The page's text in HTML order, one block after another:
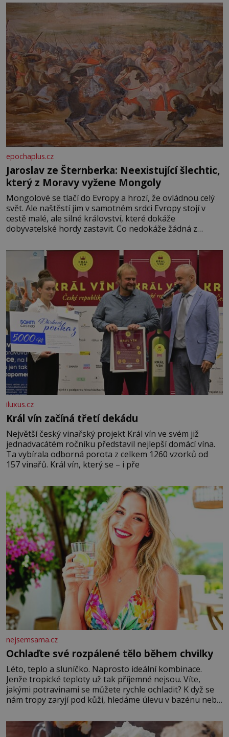
epochaplus.cz
Jaroslav ze Šternberka: Neexistující šlechtic,
který z Moravy vyžene Mongoly
Mongolové se tlačí do Evropy a hrozí, že ovládnou celý
svět. Ale naštěstí jim v samotném srdci Evropy stojí v
cestě malé, ale silné království, které dokáže
dobyvatelské hordy zastavit. Co nedokáže žádná z
král. Nebo že by ne? Mongolové od roku 1223 postupují
podél Kaspického a Azovského moře,
iluxus.cz
Král vín začíná třetí dekádu
Největší český vinařský projekt Král vín ve svém již
jednadvacátém ročníku představil nejlepší domácí vína.
Ta vybírala odborná porota z celkem 1260 vzorků od
157 vinařů. Král vín, který se – i pře
nejsemsama.cz
Ochlaďte své rozpálené tělo během chvilky
Léto, teplo a sluníčko. Naprosto ideální kombinace.
Jenže tropické teploty už tak příjemné nejsou. Víte,
jakými potravinami se můžete rychle ochladit? K dyž se
nám tropy zaryjí pod kůži, hledáme úlevu v bazénu nebo
blízkosti. Nemusíte však zoufat. Pokud budete mít
promyšlený jídelníček, žadné pařáky si na vás